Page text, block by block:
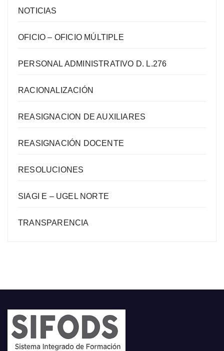
NOTICIAS
OFICIO – OFICIO MÚLTIPLE
PERSONAL ADMINISTRATIVO D. L.276
RACIONALIZACIÓN
REASIGNACION DE AUXILIARES
REASIGNACIÓN DOCENTE
RESOLUCIONES
SIAGI E – UGEL NORTE
TRANSPARENCIA